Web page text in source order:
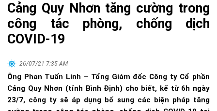
Cảng Quy Nhơn tăng cường trong
công tác phòng, chống dịch
COVID-19
26/07/21 7:35 AM
Ông Phan Tuấn Linh – Tổng Giám đốc Công ty Cổ phần
Cảng Quy Nhơn (tỉnh Bình Định) cho biết, kể từ 6h ngày
23/7, công ty sẽ áp dụng bổ sung các biện pháp tăng